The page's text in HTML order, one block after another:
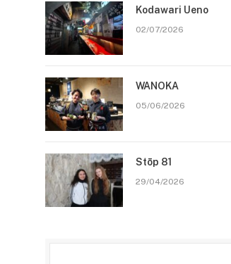
Kodawari Ueno
02/07/2026
WANOKA
05/06/2026
Stōp 81
29/04/2026